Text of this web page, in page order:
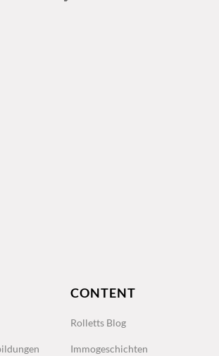
CONTENT
Rolletts Blog
Immogeschichten